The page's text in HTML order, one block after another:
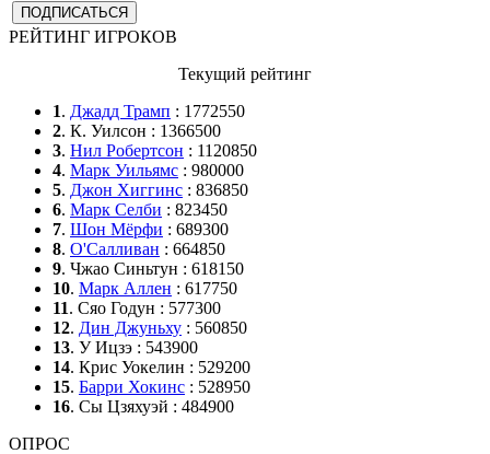
РЕЙТИНГ ИГРОКОВ
Текущий рейтинг
1. Джадд Трамп : 1772550
2. К. Уилсон : 1366500
3. Нил Робертсон : 1120850
4. Марк Уильямс : 980000
5. Джон Хиггинс : 836850
6. Марк Селби : 823450
7. Шон Мёрфи : 689300
8. О'Салливан : 664850
9. Чжао Синьтун : 618150
10. Марк Аллен : 617750
11. Сяо Годун : 577300
12. Дин Джуньху : 560850
13. У Ицзэ : 543900
14. Крис Уокелин : 529200
15. Барри Хокинс : 528950
16. Сы Цзяхуэй : 484900
ОПРОС